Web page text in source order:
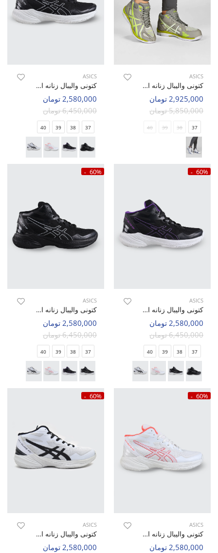
ASICS
کتونی والیبال زنانه اسیکس Asics Gel-Volley Mid W
2,925,000 تومان
5,850,000 تومان
37
38
39
40
ASICS
کتونی والیبال زنانه اسیکس Asics Sky Elite 2 W
2,580,000 تومان
6,450,000 تومان
37
38
39
40
60%
ASICS
کتونی والیبال زنانه اسیکس Asics Sky Elite 2 W
2,580,000 تومان
6,450,000 تومان
37
38
39
40
60%
ASICS
کتونی والیبال زنانه اسیکس Asics Sky Elite 2 W
2,580,000 تومان
6,450,000 تومان
37
38
39
40
60%
ASICS
کتونی والیبال زنانه اسیکس Asics Sky Elite 2 W
2,580,000 تومان
60%
ASICS
کتونی والیبال زنانه اسیکس Asics Sky Elite 2 W
2,580,000 تومان